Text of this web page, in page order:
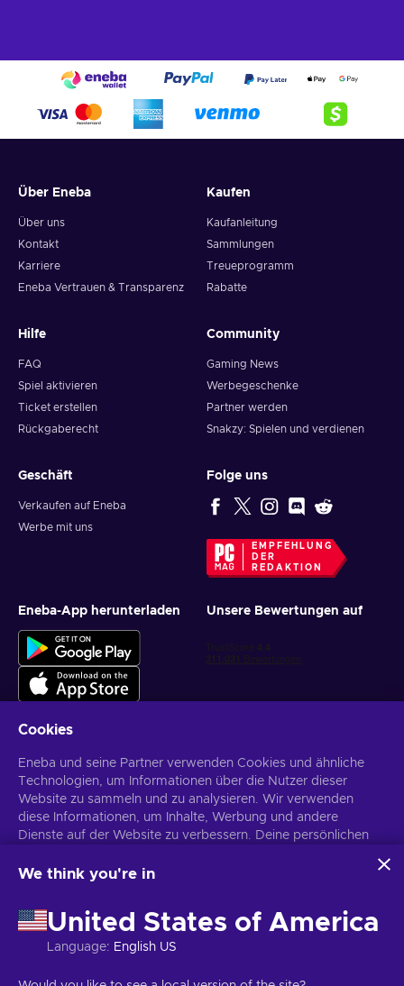
Über Eneba
Über uns
Kontakt
Karriere
Eneba Vertrauen & Transparenz
Kaufen
Kaufanleitung
Sammlungen
Treueprogramm
Rabatte
Hilfe
FAQ
Spiel aktivieren
Ticket erstellen
Rückgaberecht
Community
Gaming News
Werbegeschenke
Partner werden
Snakzy: Spielen und verdienen
Geschäft
Verkaufen auf Eneba
Werbe mit uns
Folge uns
EMPFEHLUNG
DER
REDAKTION
Eneba-App herunterladen Unsere Bewertungen auf
Abonnieren
Du kannst dich jederzeit wieder abmelden. Weitere Informationen in
Cookies
Eneba und seine Partner verwenden Cookies und ähnliche
Technologien, um Informationen über die Nutzer dieser
Website zu sammeln und zu analysieren. Wir verwenden
diese Informationen, um Inhalte, Werbung und andere
Dienste auf der Website zu verbessern. Deine persönlichen
verwendet werden.
Verwendung dieser Technologien durch Eneba und seine
Partner zu. Du kannst deine Zustimmung anpassen, indem du
auf „Anpassen“ klickst.
verwendet, siehe \nGoogle Business Sicherheit &
We think you're in
United States of America
Language: English US